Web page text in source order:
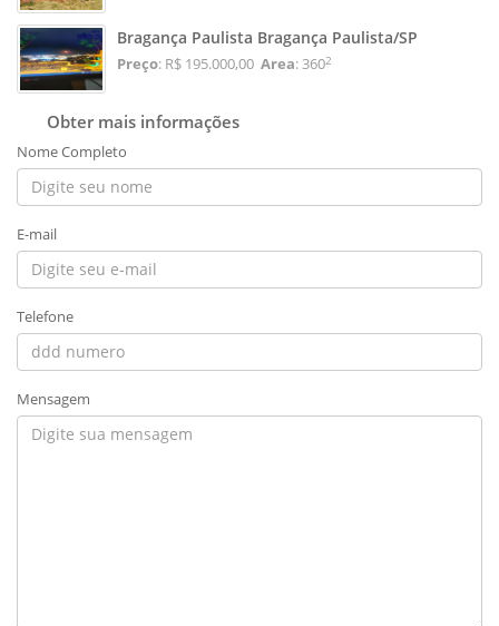
Bragança Paulista Bragança Paulista/SP
Preço: R$ 195.000,00 Area: 3602
Obter mais informações
Nome Completo
E-mail
Telefone
Mensagem